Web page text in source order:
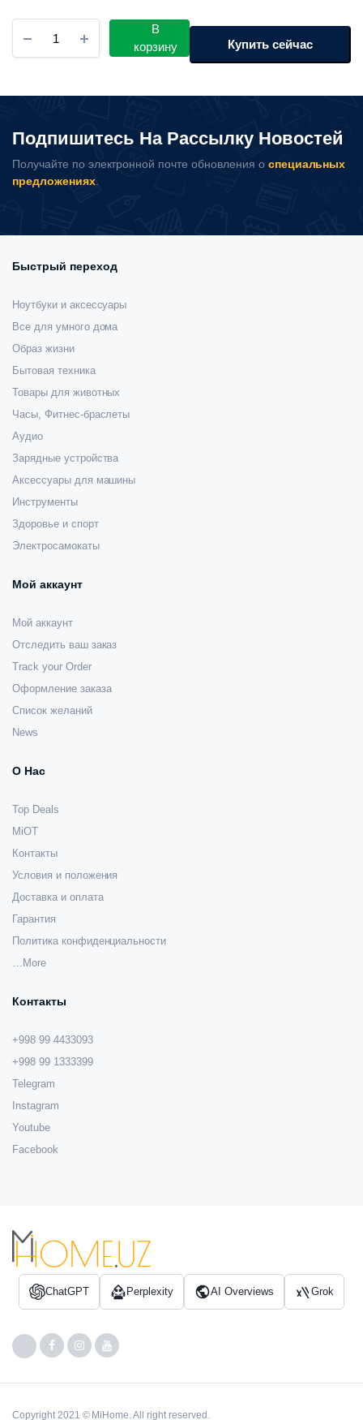
000 сум.
000 сум.
термостатитечкий
электрочайник
3
Pro
количество
В
корзину
Купить сейчас
Подпишитесь На Рассылку Новостей
Получайте по электронной почте обновления о специальных
предложениях.
Быстрый переход
Ноутбуки и аксессуары
Все для умного дома
Образ жизни
Бытовая техника
Товары для животных
Часы, Фитнес-браслеты
Аудио
Зарядные устройства
Аксессуары для машины
Инструменты
Здоровье и спорт
Электросамокаты
Мой аккаунт
Мой аккаунт
Отследить ваш заказ
Track your Order
Оформление заказа
Список желаний
News
О Нас
Top Deals
MiOT
Контакты
Условия и положения
Доставка и оплата
Гарантия
Политика конфиденциальности
…More
Контакты
+998 99 4433093
+998 99 1333399
Telegram
Instagram
Youtube
Facebook
ChatGPT Perplexity AI Overviews Grok
Copyright 2021 © MiHome. All right reserved.